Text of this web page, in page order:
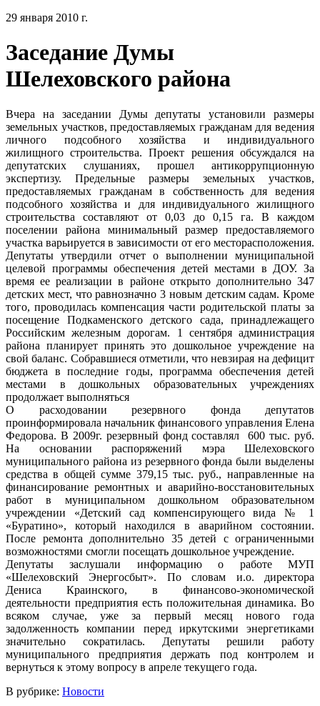
29 января 2010 г.
Заседание Думы
Шелеховского района
Вчера на заседании Думы депутаты установили размеры
земельных участков, предоставляемых гражданам для ведения
личного подсобного хозяйства и индивидуального
жилищного строительства. Проект решения обсуждался на
депутатских слушаниях, прошел антикоррупционную
экспертизу. Предельные размеры земельных участков,
предоставляемых гражданам в собственность для ведения
подсобного хозяйства и для индивидуального жилищного
строительства составляют от 0,03 до 0,15 га. В каждом
поселении района минимальный размер предоставляемого
участка варьируется в зависимости от его месторасположения.
Депутаты утвердили отчет о выполнении муниципальной
целевой программы обеспечения детей местами в ДОУ. За
время ее реализации в районе открыто дополнительно 347
детских мест, что равнозначно 3 новым детским садам. Кроме
того, проводилась компенсация части родительской платы за
посещение Подкаменского детского сада, принадлежащего
Российским железным дорогам. 1 сентября администрация
района планирует принять это дошкольное учреждение на
свой баланс. Собравшиеся отметили, что невзирая на дефицит
бюджета в последние годы, программа обеспечения детей
местами в дошкольных образовательных учреждениях
продолжает выполняться
О расходовании резервного фонда депутатов
проинформировала начальник финансового управления Елена
Федорова. В 2009г. резервный фонд составлял 600 тыс. руб.
На основании распоряжений мэра Шелеховского
муниципального района из резервного фонда были выделены
средства в общей сумме 379,15 тыс. руб., направленные на
финансирование ремонтных и аварийно-восстановительных
работ в муниципальном дошкольном образовательном
учреждении «Детский сад компенсирующего вида № 1
«Буратино», который находился в аварийном состоянии.
После ремонта дополнительно 35 детей с ограниченными
возможностями смогли посещать дошкольное учреждение.
Депутаты заслушали информацию о работе МУП
«Шелеховский Энергосбыт». По словам и.о. директора
Дениса Краинского, в финансово-экономической
деятельности предприятия есть положительная динамика. Во
всяком случае, уже за первый месяц нового года
задолженность компании перед иркутскими энергетиками
значительно сократилась. Депутаты решили работу
муниципального предприятия держать под контролем и
вернуться к этому вопросу в апреле текущего года.
В рубрике: Новости